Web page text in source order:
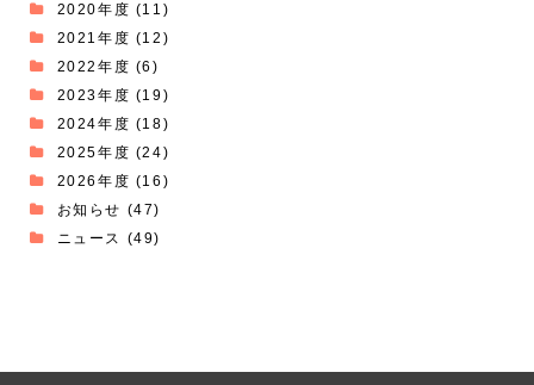
2020年度 (11)
2021年度 (12)
2022年度 (6)
2023年度 (19)
2024年度 (18)
2025年度 (24)
2026年度 (16)
お知らせ (47)
ニュース (49)